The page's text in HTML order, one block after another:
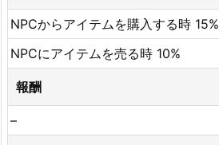
NPCからアイテムを購入する時 15%
NPCにアイテムを売る時 10%
報酬
–